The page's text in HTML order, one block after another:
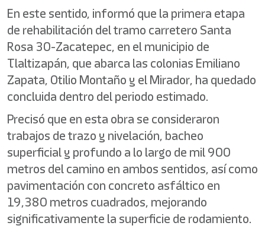
En este sentido, informó que la primera etapa
de rehabilitación del tramo carretero Santa
Rosa 30-Zacatepec, en el municipio de
Tlaltizapán, que abarca las colonias Emiliano
Zapata, Otilio Montaño y el Mirador, ha quedado
concluida dentro del periodo estimado.
Precisó que en esta obra se consideraron
trabajos de trazo y nivelación, bacheo
superficial y profundo a lo largo de mil 900
metros del camino en ambos sentidos, así como
pavimentación con concreto asfáltico en
19,380 metros cuadrados, mejorando
significativamente la superficie de rodamiento.